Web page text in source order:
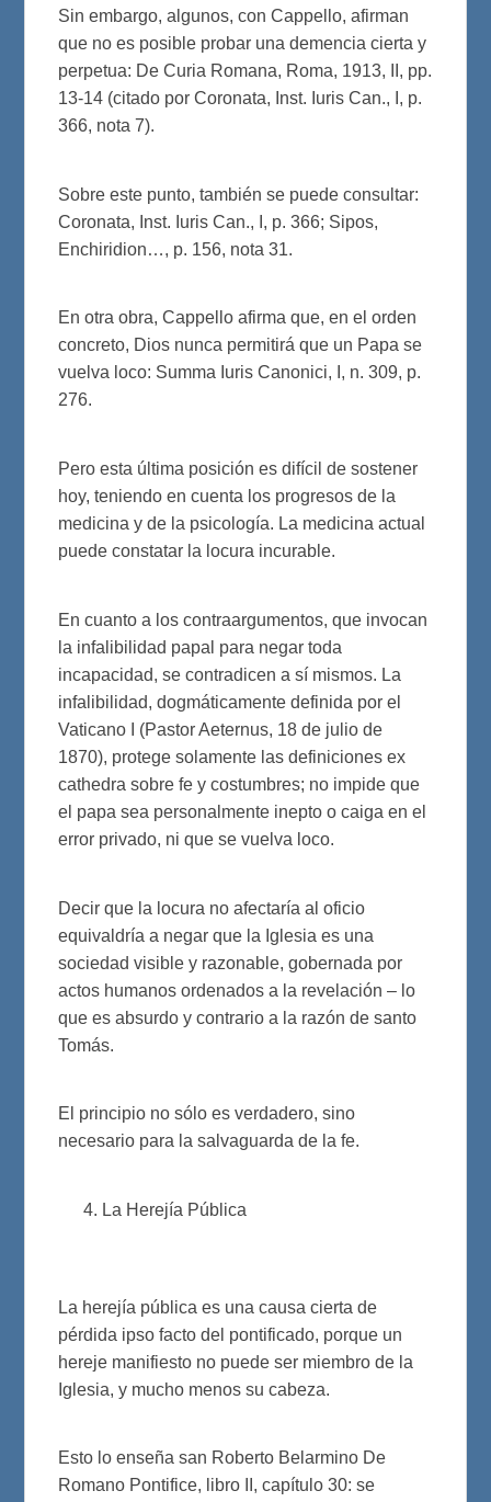
Sin embargo, algunos, con Cappello, afirman
que no es posible probar una demencia cierta y
perpetua: De Curia Romana, Roma, 1913, II, pp.
13-14 (citado por Coronata, Inst. Iuris Can., I, p.
366, nota 7).
Sobre este punto, también se puede consultar:
Coronata, Inst. Iuris Can., I, p. 366; Sipos,
Enchiridion…, p. 156, nota 31.
En otra obra, Cappello afirma que, en el orden
concreto, Dios nunca permitirá que un Papa se
vuelva loco: Summa Iuris Canonici, I, n. 309, p.
276.
Pero esta última posición es difícil de sostener
hoy, teniendo en cuenta los progresos de la
medicina y de la psicología. La medicina actual
puede constatar la locura incurable.
En cuanto a los contraargumentos, que invocan
la infalibilidad papal para negar toda
incapacidad, se contradicen a sí mismos. La
infalibilidad, dogmáticamente definida por el
Vaticano I (Pastor Aeternus, 18 de julio de
1870), protege solamente las definiciones ex
cathedra sobre fe y costumbres; no impide que
el papa sea personalmente inepto o caiga en el
error privado, ni que se vuelva loco.
Decir que la locura no afectaría al oficio
equivaldría a negar que la Iglesia es una
sociedad visible y razonable, gobernada por
actos humanos ordenados a la revelación – lo
que es absurdo y contrario a la razón de santo
Tomás.
El principio no sólo es verdadero, sino
necesario para la salvaguarda de la fe.
La Herejía Pública
La herejía pública es una causa cierta de
pérdida ipso facto del pontificado, porque un
hereje manifiesto no puede ser miembro de la
Iglesia, y mucho menos su cabeza.
Esto lo enseña san Roberto Belarmino De
Romano Pontifice, libro II, capítulo 30: se